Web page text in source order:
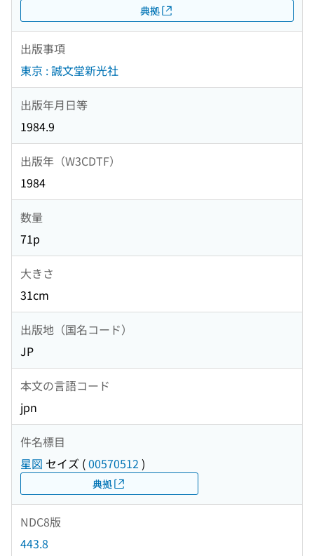
典拠
出版事項
東京 : 誠文堂新光社
出版年月日等
1984.9
出版年（W3CDTF）
1984
数量
71p
大きさ
31cm
出版地（国名コード）
JP
本文の言語コード
jpn
件名標目
星図 セイズ (00570512 )
典拠
NDC8版
443.8